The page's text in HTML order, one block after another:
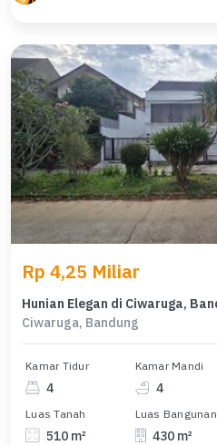
Rp 4,25 Miliar
Ciwaruga, Bandung
Kamar Tidur
4
Kamar Mandi
4
Luas Tanah
510 m²
Luas Bangunan
430 m²